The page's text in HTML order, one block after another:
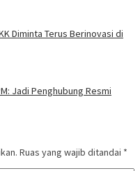
Diminta Terus Berinovasi di
Jadi Penghubung Resmi
Ruas yang wajib ditandai *